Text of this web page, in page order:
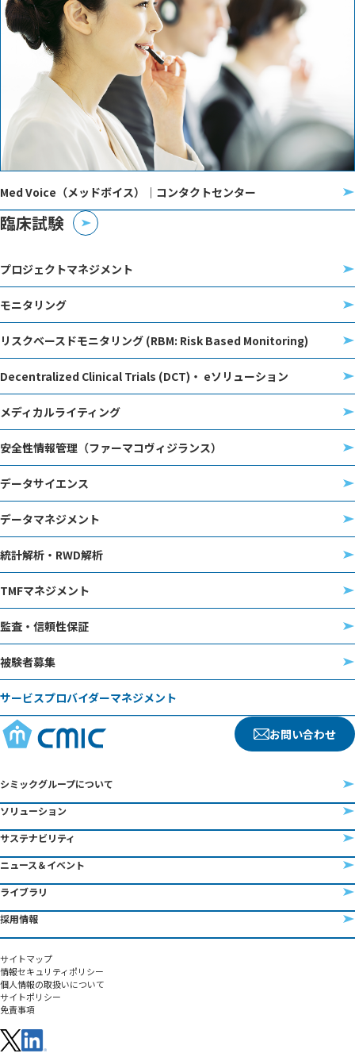
Med Voice（メッドボイス）｜コンタクトセンター
臨床試験
プロジェクトマネジメント
モニタリング
リスクベースドモニタリング (RBM: Risk Based Monitoring)
Decentralized Clinical Trials (DCT)・ eソリューション
メディカルライティング
安全性情報管理（ファーマコヴィジランス）
データサイエンス
データマネジメント
統計解析・RWD解析
TMFマネジメント
監査・信頼性保証
被験者募集
サービスプロバイダーマネジメント
お問い合わせ
シミックグループについて
ソリューション
サステナビリティ
ニュース＆イベント
ライブラリ
採用情報
サイトマップ
情報セキュリティポリシー
個人情報の取扱いについて
サイトポリシー
免責事項